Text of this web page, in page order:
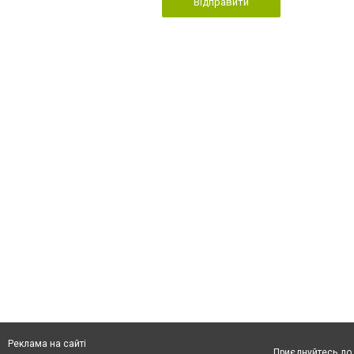
Реклама на сайті